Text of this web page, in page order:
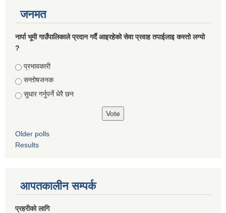
जनमत
नार्पा भूमी गाउँपालिकाले प्रदान गर्दै आइरहेको सेवा प्रवाह तपाईलाइ कस्तो लग्यो
?
Choices
प्रभावकारी
सन्तोषजनक
सुधार गर्नुपर्ने धेरै छन
Older polls
Results
आपतकालीन सम्पर्क
प्रहरीकाे लागि